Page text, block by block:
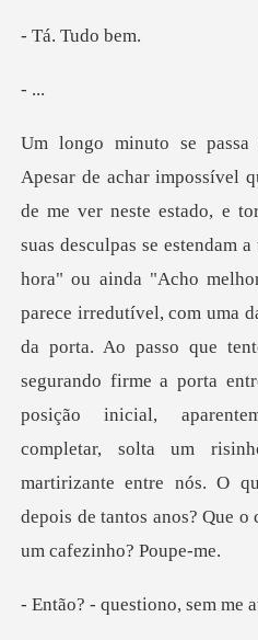
Tudo
ou ainda "Acho
parece irredutível, com uma
da porta. Ao passo que
segurando firme a porta
posição in
no, sem me